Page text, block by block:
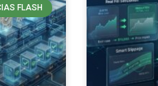
FLASH